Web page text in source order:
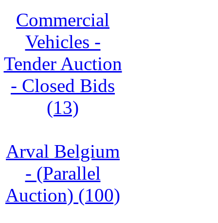
Commercial
Vehicles -
Tender Auction
- Closed Bids
(13)
Arval Belgium
- (Parallel
Auction) (100)